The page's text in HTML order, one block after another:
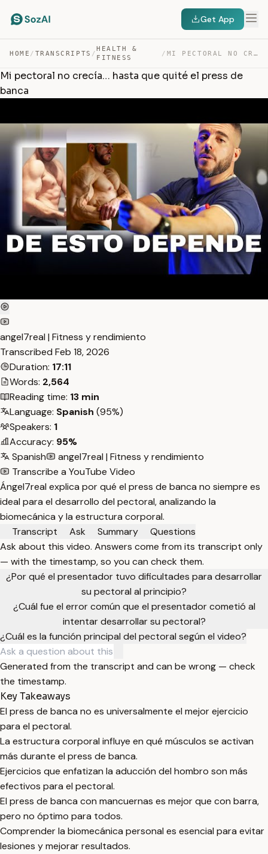
Get App
HOME / TRANSCRIPTS /
HEALTH &
FITNESS
/ MI PECTORAL NO CRECÍA… HASTA QUE QUITÉ EL PRESS DE BANCA — TRANSCRIPT
Mi pectoral no crecía… hasta que quité el press de
banca
angel7real | Fitness y rendimiento
Transcribed Feb 18, 2026
Duration: 17:11
Words: 2,564
Reading time: 13 min
Language: Spanish (95%)
Speakers: 1
Accuracy: 95%
Spanish
angel7real | Fitness y rendimiento
Transcribe a YouTube Video
Ángel7real explica por qué el press de banca no siempre es
ideal para el desarrollo del pectoral, analizando la
biomecánica y la estructura corporal.
Transcript
Ask Summary
Questions
Ask about this video. Answers come from its transcript only
— with the timestamp, so you can check them.
¿Por qué el presentador tuvo dificultades para desarrollar
su pectoral al principio?
¿Cuál fue el error común que el presentador cometió al
intentar desarrollar su pectoral?
¿Cuál es la función principal del pectoral según el video?
Generated from the transcript and can be wrong — check
the timestamp.
Key Takeaways
El press de banca no es universalmente el mejor ejercicio
para el pectoral.
La estructura corporal influye en qué músculos se activan
más durante el press de banca.
Ejercicios que enfatizan la aducción del hombro son más
efectivos para el pectoral.
El press de banca con mancuernas es mejor que con barra,
pero no óptimo para todos.
Comprender la biomecánica personal es esencial para evitar
lesiones y mejorar resultados.